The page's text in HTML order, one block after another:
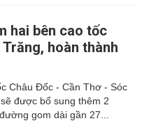
hai bên cao tốc
hoàn thành
Châu Đốc - Cần Thơ - Sóc
được bổ sung thêm 2
gom dài gần 27...